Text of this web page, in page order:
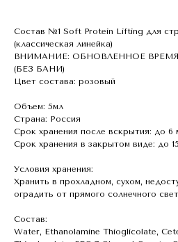
Cостав №1 Soft Protein Lifting для
(классическая линейка)
ВНИМАНИЕ: ОБНОВЛЕННОЕ
(БЕЗ БАНИ)
Цвет состава: розовый
Объем: 5мл
Страна: Россия
Срок хранения после вскрытия: до 6
Срок хранения в закрытом виде: до
Условия хранения:
Хранить в прохладном, сухом,
оградить от прямого солнечного
Состав:
Water, Ethanolamine Thioglicolate,